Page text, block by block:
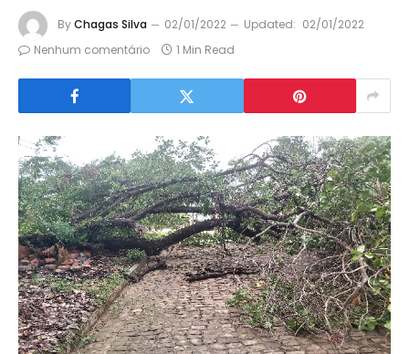
ByChagas Silva 02/01/2022 Updated: 02/01/2022
Nenhum comentário
1 Min Read